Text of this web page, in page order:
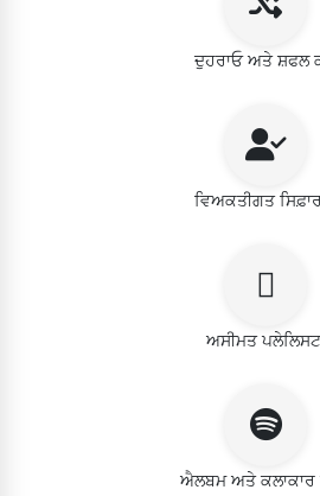
ਦੁਹਰਾਓ ਅਤੇ ਸ਼ਫਲ
ਵਿਅਕਤੀਗਤ
ਅਸੀਮਤ
ਐਲਬਮ ਅਤੇ ਕਲਾਕਾਰ